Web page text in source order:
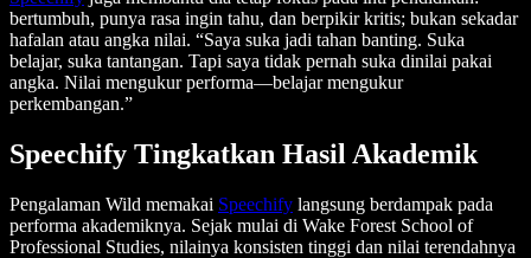
bertumbuh, punya rasa ingin tahu, dan berpikir kritis; bukan sekadar
hafalan atau angka nilai. “Saya suka jadi tahan banting. Suka
belajar, suka tantangan. Tapi saya tidak pernah suka dinilai pakai
angka. Nilai mengukur performa—belajar mengukur
perkembangan.”
Speechify Tingkatkan Hasil Akademik
Pengalaman Wild memakai Speechify langsung berdampak pada
performa akademiknya. Sejak mulai di Wake Forest School of
Professional Studies, nilainya konsisten tinggi dan nilai terendahnya